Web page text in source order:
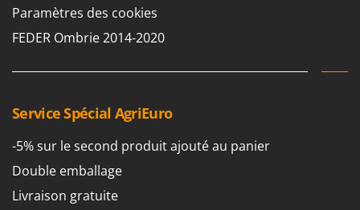
Paramètres des cookies
FEDER Ombrie 2014-2020
Service Spécial AgriEuro
-5% sur le second produit ajouté au panier
Double emballage
Livraison gratuite